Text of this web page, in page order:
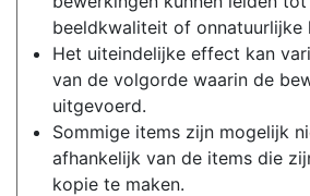
beeldkwaliteit of onnatuurlijke
Het uiteindelijke effect kan
van de volgorde waarin de
uitgevoerd.
Sommige items zijn mogelijk
afhankelijk van de items die
kopie te maken.